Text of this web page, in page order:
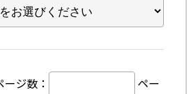
ジ数：
ペー